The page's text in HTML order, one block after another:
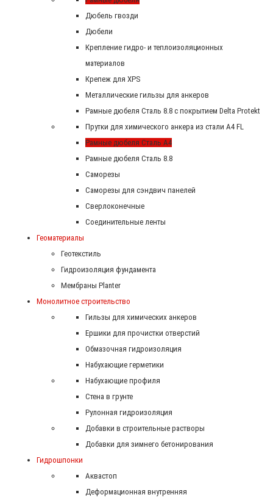
Дюбель гвозди
Дюбели
Крепление гидро- и теплоизоляционных
материалов
Крепеж для XPS
Металлические гильзы для анкеров
Рамные дюбеля Сталь 8.8 с покрытием Delta Protekt
Прутки для химического анкера из стали А4 FL
Рамные дюбеля Сталь A4
Рамные дюбеля Сталь 8.8
Саморезы
Саморезы для сэндвич панелей
Сверлоконечные
Соединительные ленты
Геоматериалы
Геотекстиль
Гидроизоляция фундамента
Мембраны Planter
Монолитное строительство
Гильзы для химических анкеров
Ершики для прочистки отверстий
Обмазочная гидроизоляция
Набухающие герметики
Набухающие профиля
Стена в грунте
Рулонная гидроизоляция
Добавки в строительные растворы
Добавки для зимнего бетонирования
Гидрошпонки
Аквастоп
Деформационная внутренняя